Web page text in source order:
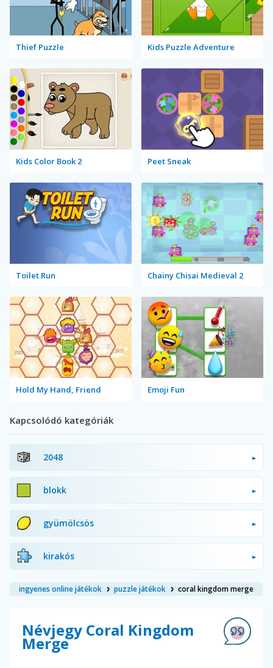
Thief Puzzle Kids Puzzle Adventure
Kids Color Book 2 Peet Sneak
Toilet Run Chainy Chisai Medieval 2
Hold My Hand, Friend Emoji Fun
Kapcsolódó kategóriák
2048
blokk
gyümölcsös
kirakós
ingyenes online játékok puzzle játékok coral kingdom merge
Névjegy Coral Kingdom
Merge